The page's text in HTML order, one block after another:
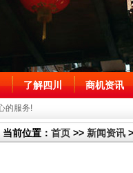
的服务!
了解四川 商机资讯
前位置： 首页 >> 新闻资讯